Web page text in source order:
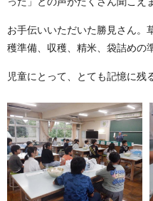
お手伝いいただいた勝見さん。
穫準備、収穫、精米、袋詰めの
児童にとって、とても記憶に残